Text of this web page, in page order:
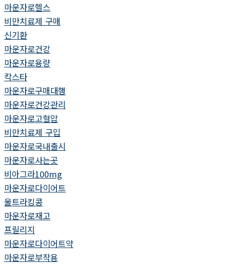
마운자로헬스
비만치료제 구매
신기환
마운자로건강
마운자로용량
칵스타
마운자로구매대행
마운자로건강관리
마운자로고혈압
비만치료제 구입
마운자로국내출시
마운자로사는곳
비아그라100mg
마운자로다이어트
울트라킹콩
마운자로재고
프릴리지
마운자로다이어트약
마운자로부작용